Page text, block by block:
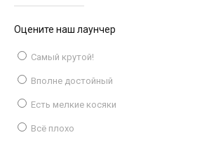
Оцените наш лаунчер
Самый крутой!
Вполне достойный
Есть мелкие косяки
Всё плохо